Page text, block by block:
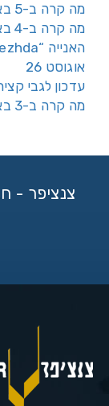
מה קרה ב-5 באוגוסט 2026 בבורסאות?
מה קרה ב-4 באוגוסט 2026 בבורסאות?
אוגוסט 26
עדכון לגבי
מה קרה ב-3 באוגוסט 2026 בבורסאות?
צנציפר -